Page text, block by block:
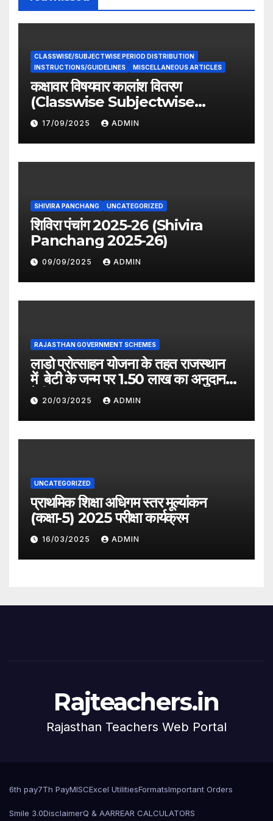
CLASSWISE/SUBJECTWISE PERIOD DISTRIBUTION
INSTRUCTIONS/GUIDELINES
MISCELLANEOUS ARTICLES
कक्षावार विषयवार कालांश वितरण
(Classwise Subjectwise
period distribution)
17/09/2025 ADMIN
SHIVIRA PANCHANG UNCATEGORIZED
शिविरा पंचांग 2025-26 (Shivira
Panchang 2025-26)
09/09/2025 ADMIN
RAJASTHAN GOVERNMENT SCHEMES
लाडो प्रोत्साहन योजना के तहत राजस्थान
में बेटी के जन्म पर 1.50 लाख का अनुदान
देगी सरकार
20/03/2025 ADMIN
UNCATEGORIZED
प्राथमिक शिक्षा अधिगम स्तर मूल्यांकन
(कक्षा-5) 2025 परीक्षा कार्यक्रम
16/03/2025 ADMIN
Rajteachers.in
Rajasthan Teachers Web Portal
6th pay7Th PayMISCExcel UtilitiesFormatsImportant Orders
Smile 3.0DisclaimerQ & AARREAR CALCULATORS